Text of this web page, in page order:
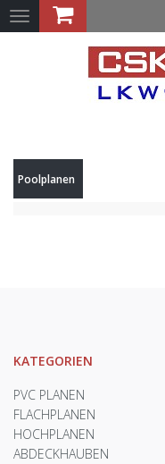
Warenkorb:
Toggle
navigation
Poolplanen
KATEGORIEN
PVC PLANEN
FLACHPLANEN
HOCHPLANEN
ABDECKHAUBEN